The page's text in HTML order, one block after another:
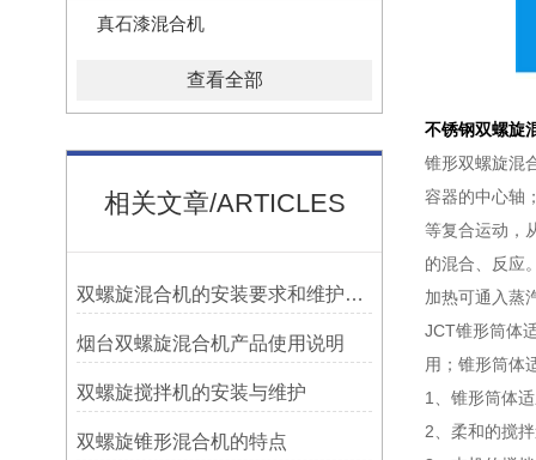
真石漆混合机
查看全部
相关文章/ARTICLES
双螺旋混合机的安装要求和维护保养
烟台双螺旋混合机产品使用说明
双螺旋搅拌机的安装与维护
双螺旋锥形混合机的特点
不锈钢双螺旋
锥形双螺旋混
容器的中心轴
等复合运动，
的混合、反应
加热可通入蒸
JCT锥形筒体
用；锥形筒体
1、锥形筒体
2、柔和的搅